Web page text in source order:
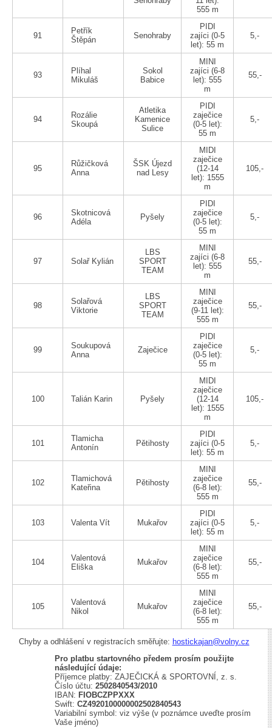
555 m
91
Petřík
Štěpán
Senohraby
PIDI
zajíci (0-5
let): 55 m
5,-
93
Plíhal
Mikuláš
Sokol
Babice
MINI
zajíci (6-8
let): 555
m
55,-
94
Rozálie
Skoupá
Atletika
Kamenice
Sulice
PIDI
zaječice
(0-5 let):
55 m
5,-
95
Růžičková
Anna
ŠSK Újezd
nad Lesy
MIDI
zaječice
(12-14
let): 1555
m
105,-
96
Skotnicová
Adéla
Pyšely
PIDI
zaječice
(0-5 let):
55 m
5,-
97 Solař Kylián
LBS
SPORT
TEAM
MINI
zajíci (6-8
let): 555
m
55,-
98
Solařová
Viktorie
LBS
SPORT
TEAM
MINI
zaječice
(9-11 let):
555 m
55,-
99
Soukupová
Anna
Zaječice
PIDI
zaječice
(0-5 let):
55 m
5,-
100 Talián Karin Pyšely
MIDI
zaječice
(12-14
let): 1555
m
105,-
101
Tlamicha
Antonín
Pětihosty
PIDI
zajíci (0-5
let): 55 m
5,-
102
Tlamichová
Kateřina
Pětihosty
MINI
zaječice
(6-8 let):
555 m
55,-
103 Valenta Vít Mukařov
PIDI
zajíci (0-5
let): 55 m
5,-
104
Valentová
Eliška
Mukařov
MINI
zaječice
(6-8 let):
555 m
55,-
105
Valentová
Nikol
Mukařov
MINI
zaječice
(6-8 let):
555 m
55,-
Chyby a odhlášení v registracích směřujte: hostickajan@volny.cz
Pro platbu startovného předem prosím použijte
následující údaje:
Příjemce platby: ZAJEČICKÁ & SPORTOVNÍ, z. s.
Číslo účtu: 2502840543/2010
IBAN: FIOBCZPPXXX
Swift: CZ4920100000002502840543
Variabilní symbol: viz výše (v poznámce uveďte prosím
Vaše jméno)